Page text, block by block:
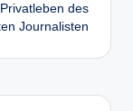
des
Journalisten